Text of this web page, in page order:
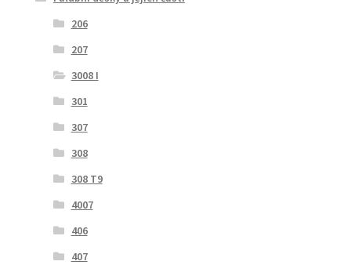
206
207
3008 I
301
307
308
308 T9
4007
406
407